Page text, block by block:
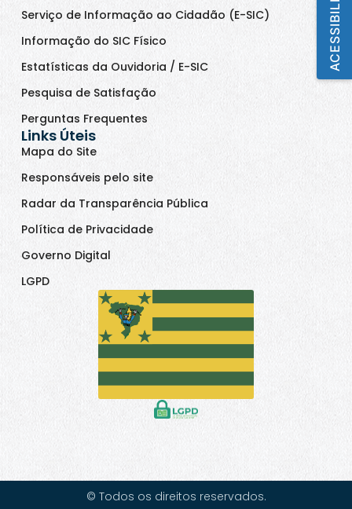
Serviço de Informação ao Cidadão (E-SIC)
Informação do SIC Físico
Estatísticas da Ouvidoria / E-SIC
Pesquisa de Satisfação
Perguntas Frequentes
Links Úteis
Mapa do Site
Responsáveis pelo site
Radar da Transparência Pública
Política de Privacidade
Governo Digital
LGPD
© Todos os direitos reservados.